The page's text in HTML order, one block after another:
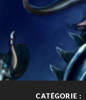
CATÉGORIE :